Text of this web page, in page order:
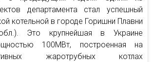
департамента стал успешный
котельной в городе Горишни Плавни
Это крупнейшая в Украине
100МВт, построенная на
жаротрубных котлах